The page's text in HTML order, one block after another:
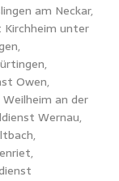
am Neckar,
Kirchheim unter
Owen,
an der
Wernau,